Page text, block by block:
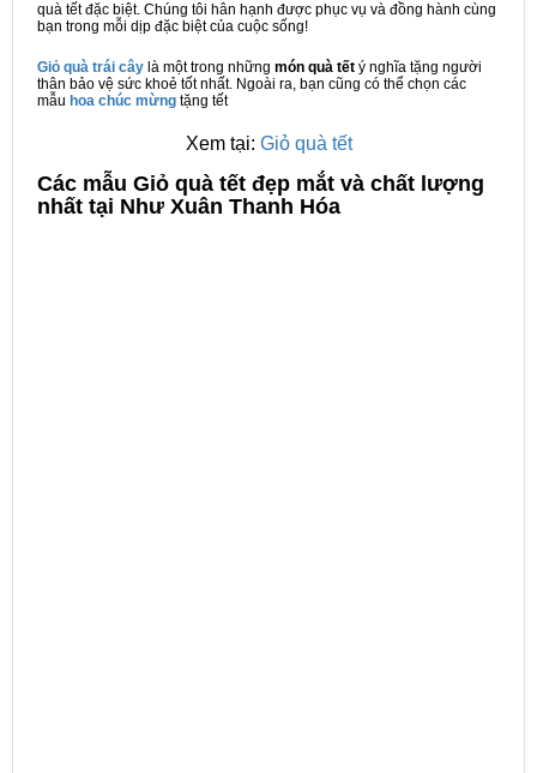
quà tết đặc biệt. Chúng tôi hân hạnh được phục vụ và đồng hành cùng
bạn trong mỗi dịp đặc biệt của cuộc sống!
Giỏ quà trái cây là một trong những món quà tết ý nghĩa tặng người
thân bảo vệ sức khoẻ tốt nhất. Ngoài ra, bạn cũng có thể chọn các
mẫu hoa chúc mừng tặng tết
Xem tại: Giỏ quà tết
Các mẫu Giỏ quà tết đẹp mắt và chất lượng
nhất tại Như Xuân Thanh Hóa